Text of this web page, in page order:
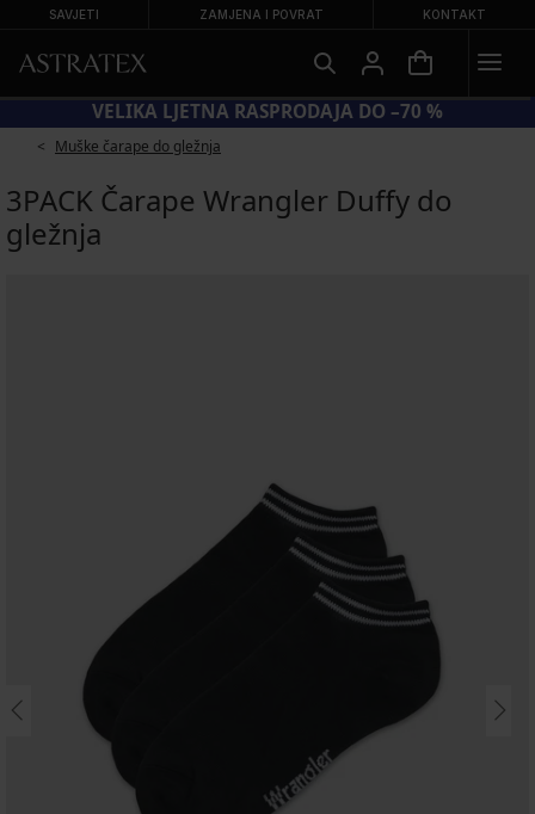
SAVJETI ZAMJENA I POVRAT KONTAKT
BRA20 = GRUDNJACI −20 %
Muške čarape do gležnja
3PACK Čarape Wrangler Duffy do
gležnja